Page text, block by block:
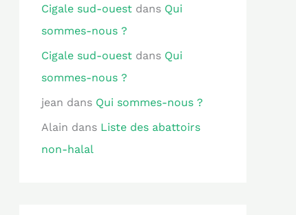
Cigale sud-ouest dans Qui
sommes-nous ?
Cigale sud-ouest dans Qui
sommes-nous ?
jean dans Qui sommes-nous ?
Alain dans Liste des abattoirs
non-halal